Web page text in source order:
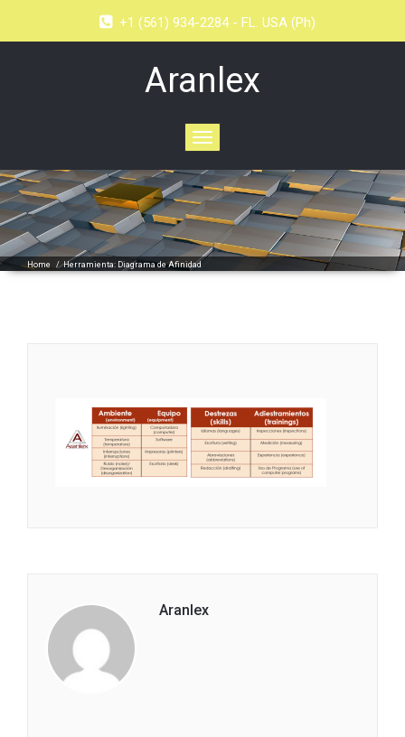
+1 (561) 934-2284 - FL. USA (Ph)
Aranlex
Toggle
navigation
Home /Herramienta: Diagrama de Afinidad
Aranlex